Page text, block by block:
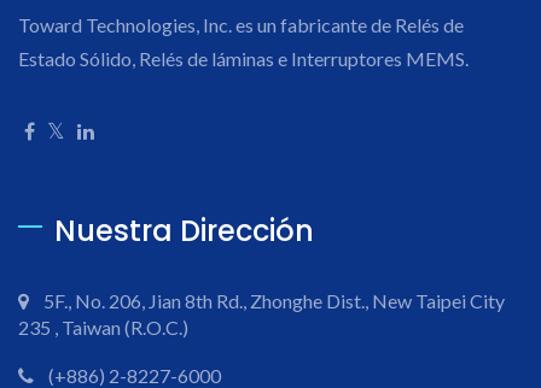
Toward Technologies, Inc. es un fabricante de Relés de
Estado Sólido, Relés de láminas e Interruptores MEMS.
Nuestra Dirección
5F., No. 206, Jian 8th Rd., Zhonghe Dist., New Taipei City
235 , Taiwan (R.O.C.)
(+886) 2-8227-6000